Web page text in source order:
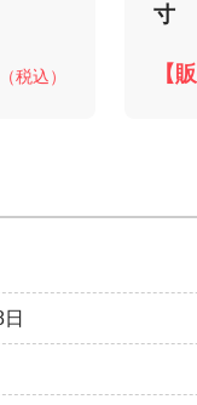
（税込）
寸
【